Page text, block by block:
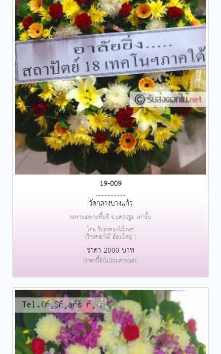
19-009
....................
วัดกลางบางแก้ว
ผลงานเฉพาะพื้นที่ จ.นครปฐม เท่านั้น
โดย รับส่งดอกไม้.net
(ร้านดอกไม้ อ้อมใหญ่ )
ราคา 2000 บาท
(ราคานี้ยังไม่รวมค่าขนส่ง)